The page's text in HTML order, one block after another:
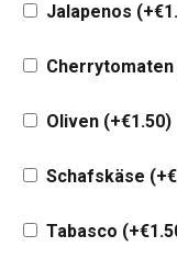
Jalapenos (+€
Cherrytomaten
Oliven (+€1.50)
Schafskäse (+€
Tabasco (+€